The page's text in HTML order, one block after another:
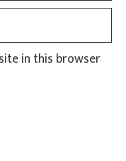
in this browser